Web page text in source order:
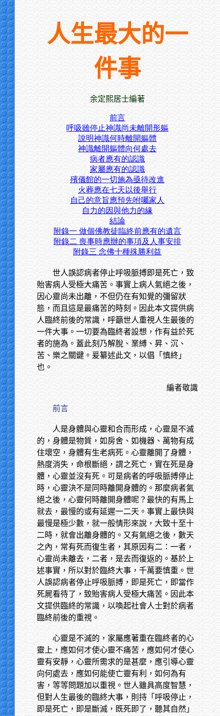
人生最大的一
件事
余定熙居士編著
前言
呼吸雖停止神識尚未離開形軀
說明神識何時離開軀體
神識離開軀體向何處去
病者應有的認識
家屬應有的認識
殯儀館的一切施為亟待改進
火葬應在七天以後舉行
自己的意旨應預先咐囑家人
自力的因與他力的緣
結論
附錄一 做個佛教徒臨終前應有的遺言
附錄二 喪事時應辦的事項及人事安排
附錄三 念佛十種殊勝利益
世人誤認病者停止呼吸脈搏即是死亡，致
貽害病人受極大痛苦。事實上病人氣絕之後，
因心靈尚未出離，不但仍在有知覺的彌留狀
態，而且這是最痛苦的時刻。因此本文提供病
人臨終前後的常識，呼籲世人重視人生最後的
一件大事。一切要為臨終者設想，作有益於死
者的施為。蓋此刻乃解脫、業縛、昇、沉、
苦、樂之關鍵。爰纂述此文，以倡「慎終」
也。
編者敬識
前言
人是身體與心靈和合而形成，心靈是不滅
的，身體是物質，如房舍、如機器、萬物有成
住壞空，身體有生老病死。心靈離開了身體，
熱度消失，命根斷絕，謂之死亡，實在死是身
體，心靈並沒有死。可是病者的呼吸脈搏停止
時，心靈決不是同時離開身體的。那麼病者氣
絕之後，心靈何時離開身體呢？最快的有馬上
就去，最慢的或有延遲一二天。事實上最快與
最慢是極少數，就一般情形來說，大致十至十
二時，就會出離身體的。又有氣絕之後，數天
之內，常有死而復生者，其原因有二：一者，
心靈尚未離去，二者，是去而復返的。基於上
述事實，所以對於臨終大事，千萬要慎重。世
人誤認病者停止呼吸脈搏，即是死亡，即當作
死屍看待了，致貽害病人受極大痛苦。因此本
文提供臨終的常識，以喚起社會人士對於病者
臨終前後的重視。
心靈是不滅的，家屬應著重在臨終者的心
靈上，應如何才使心靈不痛苦，應如何才使心
靈有安靜，心靈所需求的是甚麼，應引導心靈
向何處去，應如何能使亡靈有利，如何為有
害，等等問題加以重視。世人雖具高度智慧，
但對人生最後的臨終大事，則持「呼吸停止，
即是死亡，即是斷滅，既死即了，聽其自然」